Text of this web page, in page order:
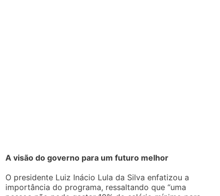
A visão do governo para um futuro melhor
O presidente Luiz Inácio Lula da Silva enfatizou a
importância do programa, ressaltando que “uma